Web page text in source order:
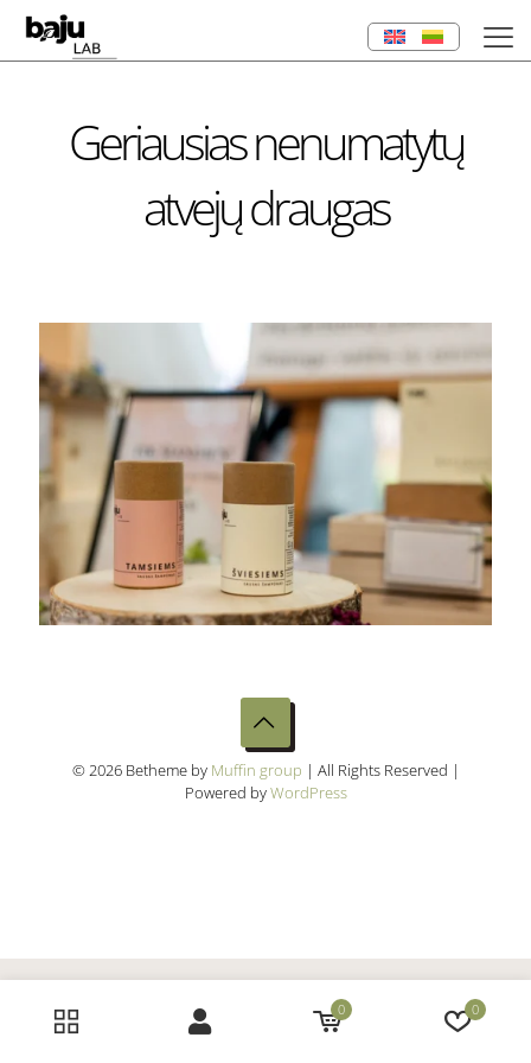
Geriausias nenumatytų
atvejų draugas
© 2026 Betheme by Muffin group | All Rights Reserved |
Powered byWordPress
0 0